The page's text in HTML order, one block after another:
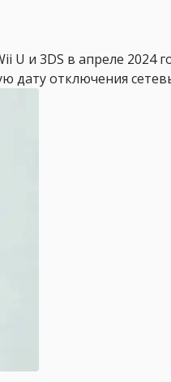
и 3DS в апреле 2024
дату отключения